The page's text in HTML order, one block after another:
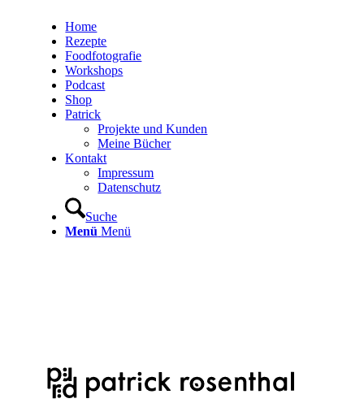
Home
Rezepte
Foodfotografie
Workshops
Podcast
Shop
Patrick
Projekte und Kunden
Meine Bücher
Kontakt
Impressum
Datenschutz
Suche
Menü Menü